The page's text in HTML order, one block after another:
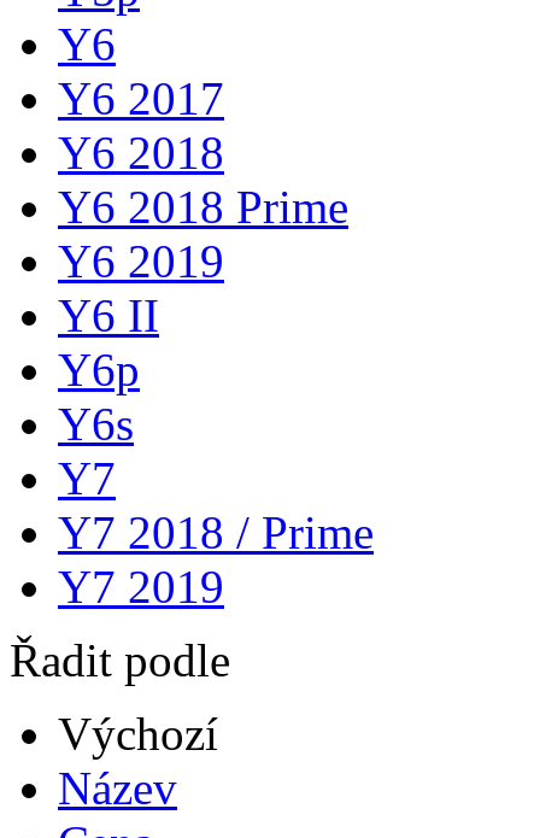
Y6
Y6 2017
Y6 2018
Y6 2018 Prime
Y6 2019
Y6 II
Y6p
Y6s
Y7
Y7 2018 / Prime
Y7 2019
Řadit podle
Výchozí
Název